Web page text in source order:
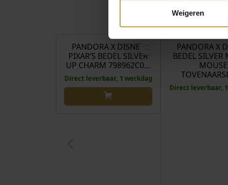
Weigeren
PANDORA X DISNEY
PIXAR’S BEDEL SILVER
UP CHARM 798962C0…
Direct leverbaar, 1 werkdag
PANDORA X
BEDEL SILVER
MOUSE
Direct leverbaar,